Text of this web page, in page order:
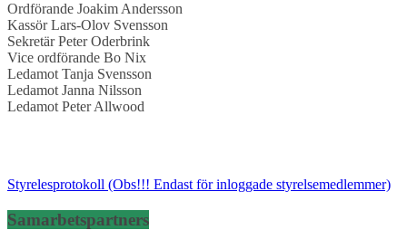
Ordförande Joakim Andersson
Kassör Lars-Olov Svensson
Sekretär Peter Oderbrink
Vice ordförande Bo Nix
Ledamot Tanja Svensson
Ledamot Janna Nilsson
Ledamot Peter Allwood
Styrelesprotokoll (Obs!!! Endast för inloggade styrelsemedlemmer)
Samarbetspartners